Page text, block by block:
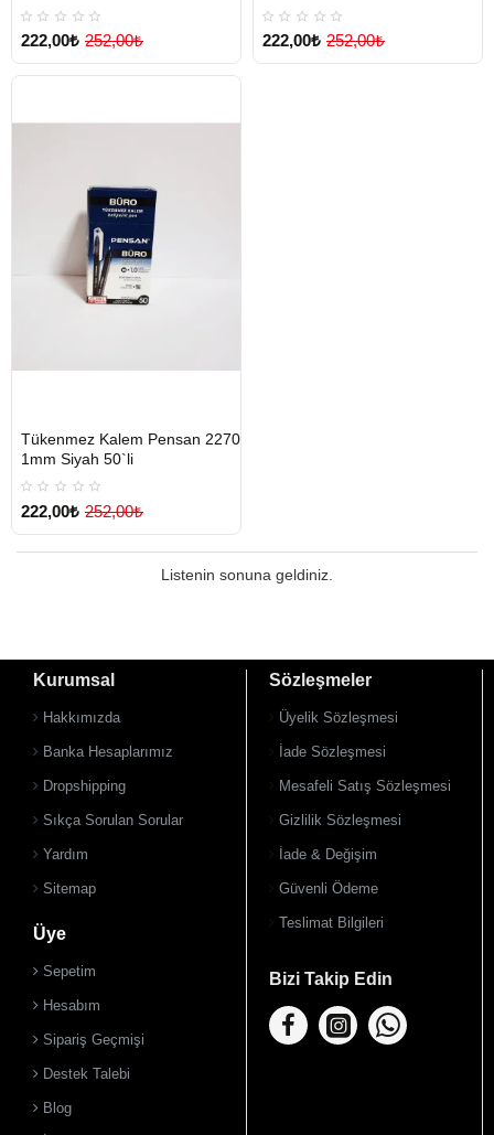
222,00₺ 252,00₺ 222,00₺ 252,00₺
TESLİMAT
Tükenmez Kalem Pensan 2270
1mm Siyah 50`li
222,00₺ 252,00₺
Listenin sonuna geldiniz.
Kurumsal
Hakkımızda
Banka Hesaplarımız
Dropshipping
Sıkça Sorulan Sorular
Yardım
Sitemap
Üye
Sepetim
Hesabım
Sipariş Geçmişi
Destek Talebi
Blog
Sözleşmeler
Üyelik Sözleşmesi
İade Sözleşmesi
Mesafeli Satış Sözleşmesi
Gizlilik Sözleşmesi
İade & Değişim
Güvenli Ödeme
Teslimat Bilgileri
Bizi Takip Edin